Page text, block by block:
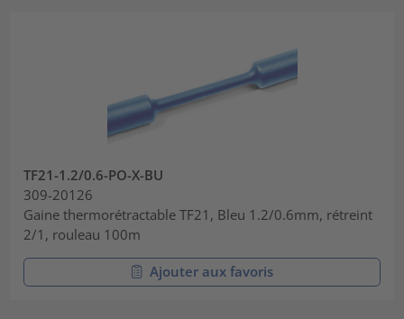
TF21-1.2/0.6-PO-X-BU
309-20126
Gaine thermorétractable TF21, Bleu 1.2/0.6mm, rétreint
2/1, rouleau 100m
Ajouter aux favoris